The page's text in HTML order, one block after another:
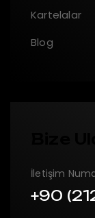
Kartelalar
Blog
İletişim
+90